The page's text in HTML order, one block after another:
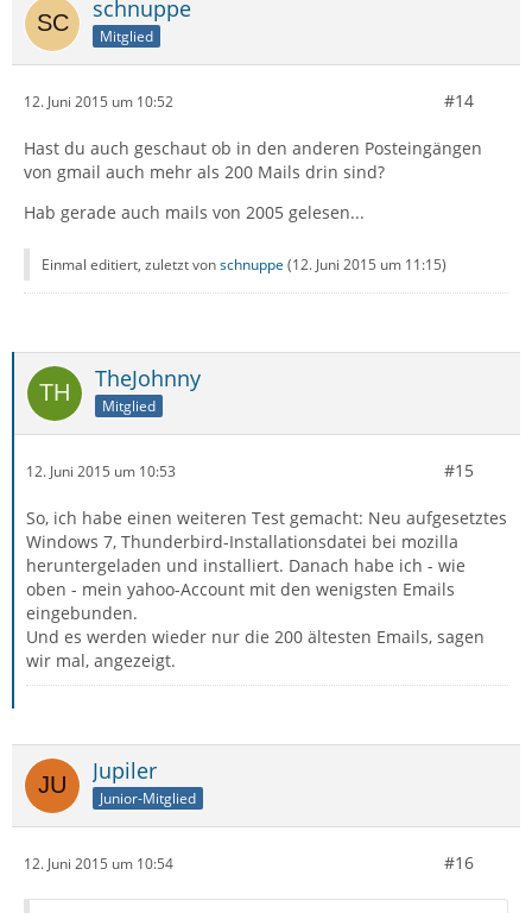
schnuppe
Mitglied
12. Juni 2015 um 10:52 #14
Hast du auch geschaut ob in den anderen Posteingängen
von gmail auch mehr als 200 Mails drin sind?
Hab gerade auch mails von 2005 gelesen...
Einmal editiert, zuletzt vonschnuppe (12. Juni 2015 um 11:15)
TheJohnny
Mitglied
12. Juni 2015 um 10:53 #15
So, ich habe einen weiteren Test gemacht: Neu aufgesetztes
Windows 7, Thunderbird-Installationsdatei bei mozilla
heruntergeladen und installiert. Danach habe ich - wie
oben - mein yahoo-Account mit den wenigsten Emails
eingebunden.
Und es werden wieder nur die 200 ältesten Emails, sagen
wir mal, angezeigt.
Jupiler
Junior-Mitglied
12. Juni 2015 um 10:54 #16